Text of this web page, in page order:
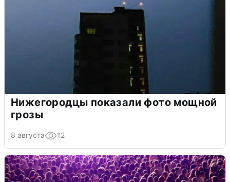
Нижегородцы показали фото мощной
грозы
8 августа 12